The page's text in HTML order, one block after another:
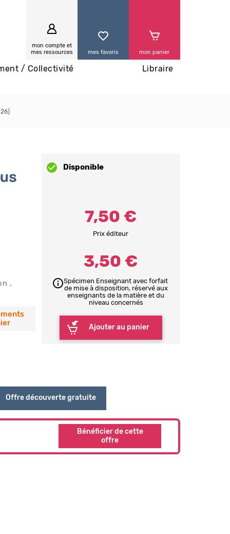
mon compte et
mes ressources
mes favoris mon panier
/ Collectivité Libraire
Disponible
Prix éditeur
7,50 €
Spécimen Enseignant avec forfait
de mise à disposition, réservé aux
enseignants de la matière et du
niveau concernés
3,50 €
Ajouter au panier
Offre découverte gratuite
Bénéficier de cette
offre